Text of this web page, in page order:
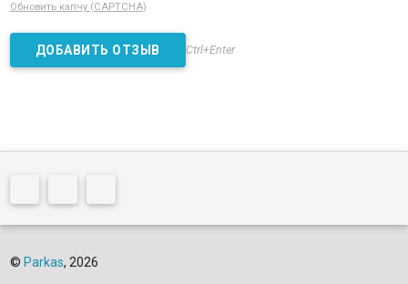
Обновить капчу (CAPTCHA)
Ctrl+Enter
© Parkas, 2026